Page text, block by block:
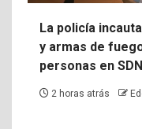
La policía
y armas de
personas en SDN
2 horas atrás